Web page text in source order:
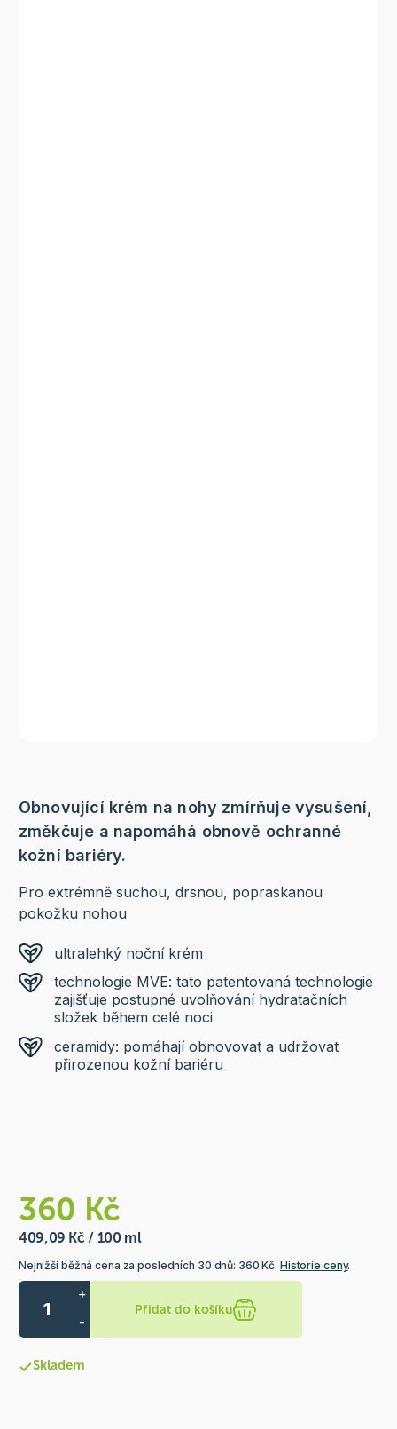
Obnovující krém na nohy zmírňuje vysušení,
změkčuje a napomáhá obnově ochranné
kožní bariéry.
Pro extrémně suchou, drsnou, popraskanou
pokožku nohou
ultralehký noční krém
technologie MVE: tato patentovaná technologie
zajišťuje postupné uvolňování hydratačních
složek během celé noci
ceramidy: pomáhají obnovovat a udržovat
přirozenou kožní bariéru
360 Kč
409,09 Kč / 100 ml
Nejnižší běžná cena za posledních 30 dnů: 360 Kč. Historie ceny.
+
-
Přidat do košíku
Skladem